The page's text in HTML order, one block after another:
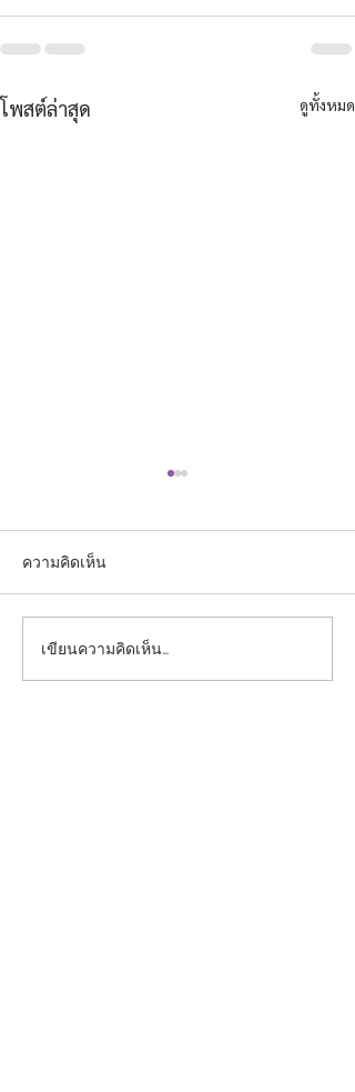
โพสต์ล่าสุด ดูทั้งหมด
ข่าวประชาสัมพันธ์คณะ
แพทยศาสตร์ มหาวิทยาลัย
ความคิดเห็น
เขียนความคิดเห็น…